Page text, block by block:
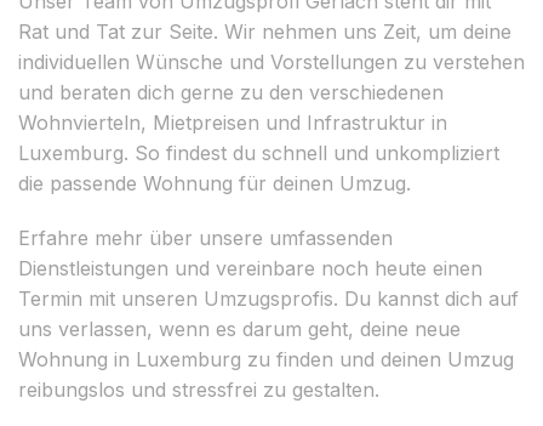
Rat und Tat zur Seite. Wir nehmen uns Zeit, um deine
individuellen Wünsche und Vorstellungen zu verstehen
und beraten dich gerne zu den verschiedenen
Wohnvierteln, Mietpreisen und Infrastruktur in
Luxemburg. So findest du schnell und unkompliziert
die passende Wohnung für deinen Umzug.
Erfahre mehr über unsere umfassenden
Dienstleistungen und vereinbare noch heute einen
Termin mit unseren Umzugsprofis. Du kannst dich auf
uns verlassen, wenn es darum geht, deine neue
Wohnung in Luxemburg zu finden und deinen Umzug
reibungslos und stressfrei zu gestalten.